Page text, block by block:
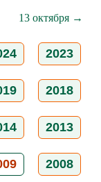
13 октября →
2023
2018
2013
2008